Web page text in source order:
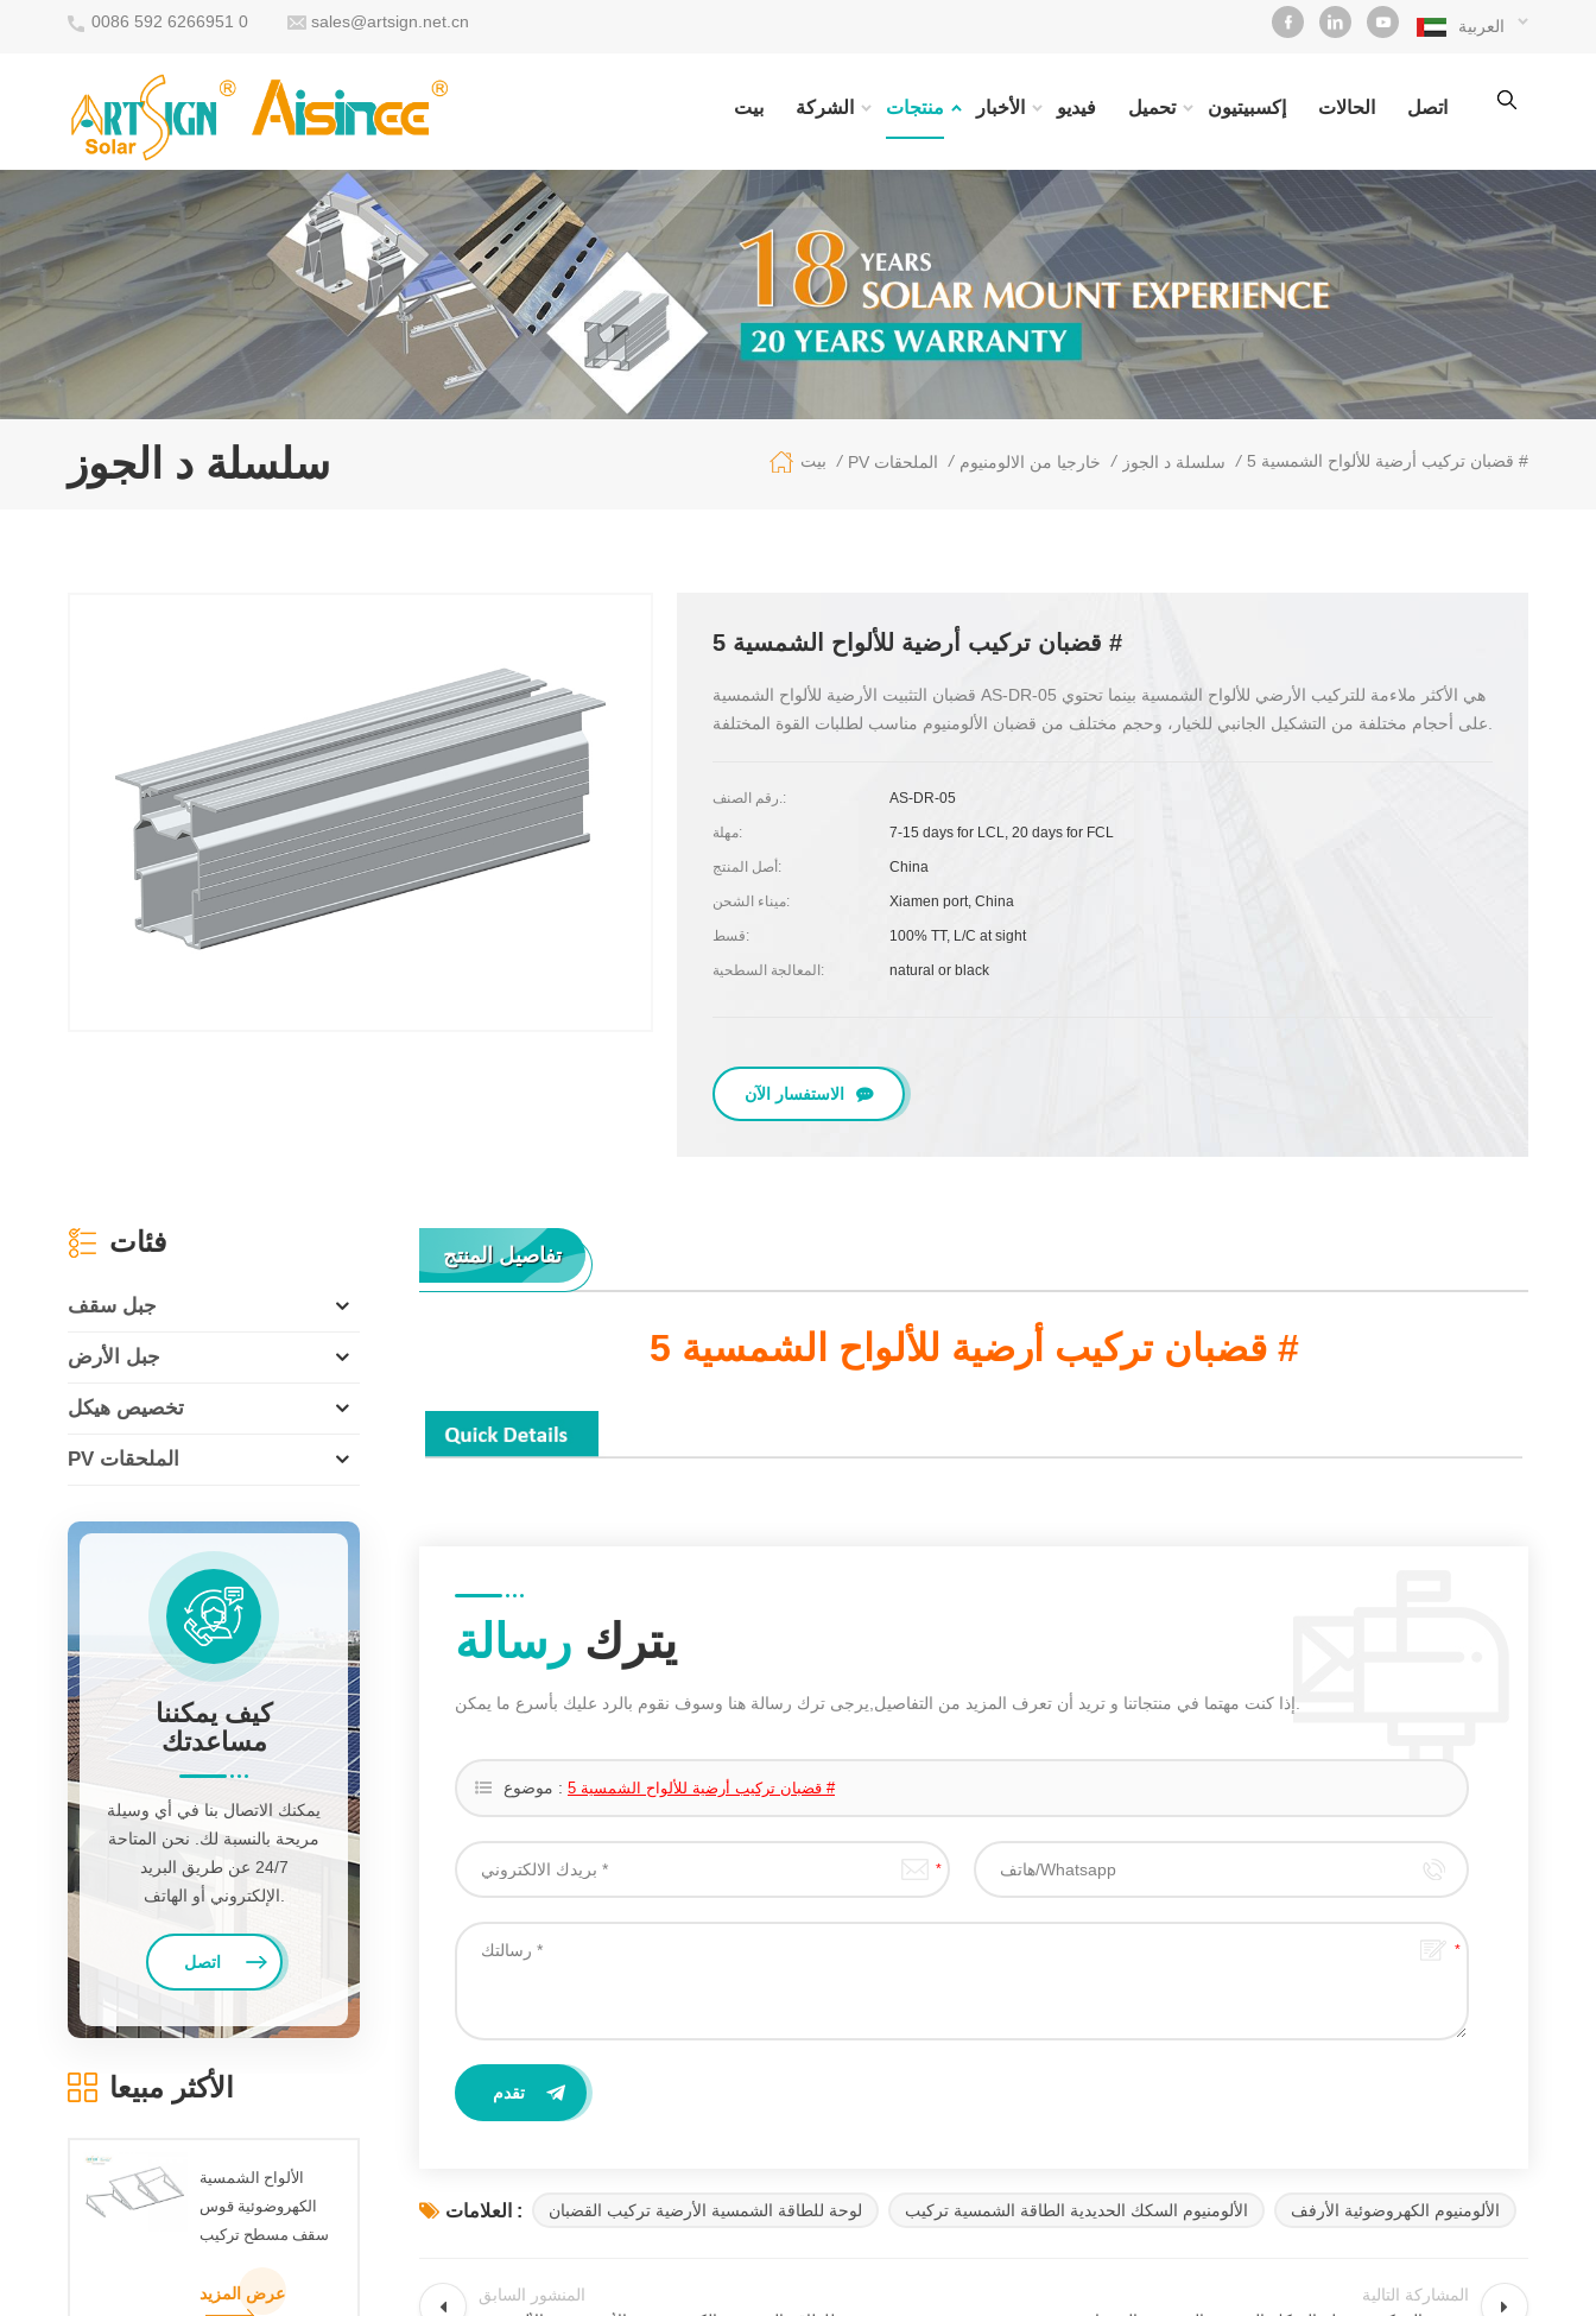
0086 592 6266951 0 sales@artsign.net.cn العربية
بيت الشركة منتجات الأخبار فيديو تحميل إكسبيتيون الحالات اتصل
سلسلة د الجوز بيت / PV الملحقات / خارجيا من الالومنيوم / سلسلة د الجوز / قضبان تركيب أرضية للألواح الشمسية 5 #
قضبان تركيب أرضية للألواح الشمسية 5 #
قضبان التثبيت الأرضية للألواح الشمسية AS-DR-05 هي الأكثر ملاءمة للتركيب الأرضي للألواح الشمسية بينما تحتوي
رقم الصنف.: AS-DR-05
مهلة: 7-15 days for LCL, 20 days for FCL
أصل المنتج: China
ميناء الشحن: Xiamen port, China
قسط: 100% TT, L/C at sight
المعالجة السطحية: natural or black
الاستفسار الآن
تفاصيل المنتج
قضبان تركيب أرضية للألواح الشمسية 5 #
يترك رسالة
موضوع : قضبان تركيب أرضية للألواح الشمسية 5 #
العلامات : لوحة للطاقة الشمسية الأرضية تركيب القضبان الألومنيوم السكك الحديدية الطاقة الشمسية تركيب الألومنيوم الكهروضوئية الأرفف
المنشور السابق المشاركة التالية
فئات
جبل سقف
جبل الأرض
تخصيص هيكل
PV الملحقات
كيف يمكننا
مساعدتك
يمكنك الاتصال بنا في أي وسيلة
مريحة بالنسبة لك. نحن المتاحة
24/7 عن طريق البريد
اتصل
الأكثر مبيعا
الألواح الشمسية
الكهروضوئية قوس
سقف مسطح تركيب
U
عرض المزيد